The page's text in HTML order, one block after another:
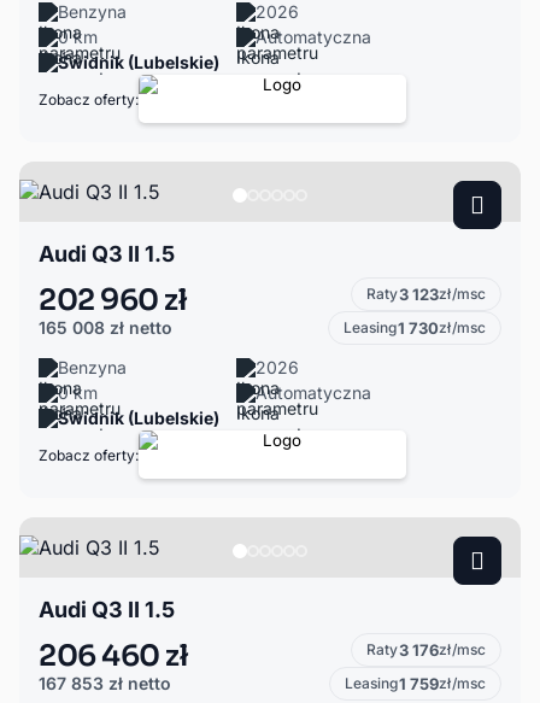
Benzyna
2026
0 km
Automatyczna
Świdnik (Lubelskie)
Zobacz oferty:
Audi Q3 II 1.5
202 960 zł
165 008 zł netto
Raty3 123zł/msc
Leasing1 730zł/msc
Benzyna
2026
0 km
Automatyczna
Świdnik (Lubelskie)
Zobacz oferty:
Audi Q3 II 1.5
206 460 zł
167 853 zł netto
Raty3 176zł/msc
Leasing1 759zł/msc